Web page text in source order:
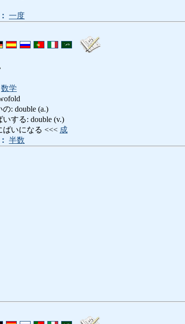
一度
数学
: double (a.)
する: double (v.)
ばいになる <<< 成
半数